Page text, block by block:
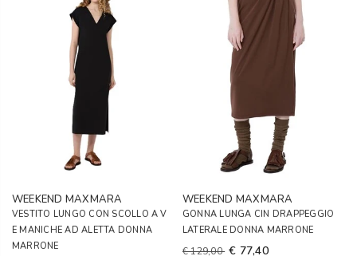
WEEKEND MAXMARA
VESTITO LUNGO CON SCOLLO A V
E MANICHE AD ALETTA DONNA
MARRONE
WEEKEND MAXMARA
GONNA LUNGA CIN DRAPPEGGIO
LATERALE DONNA MARRONE
€ 129,00 € 77,40